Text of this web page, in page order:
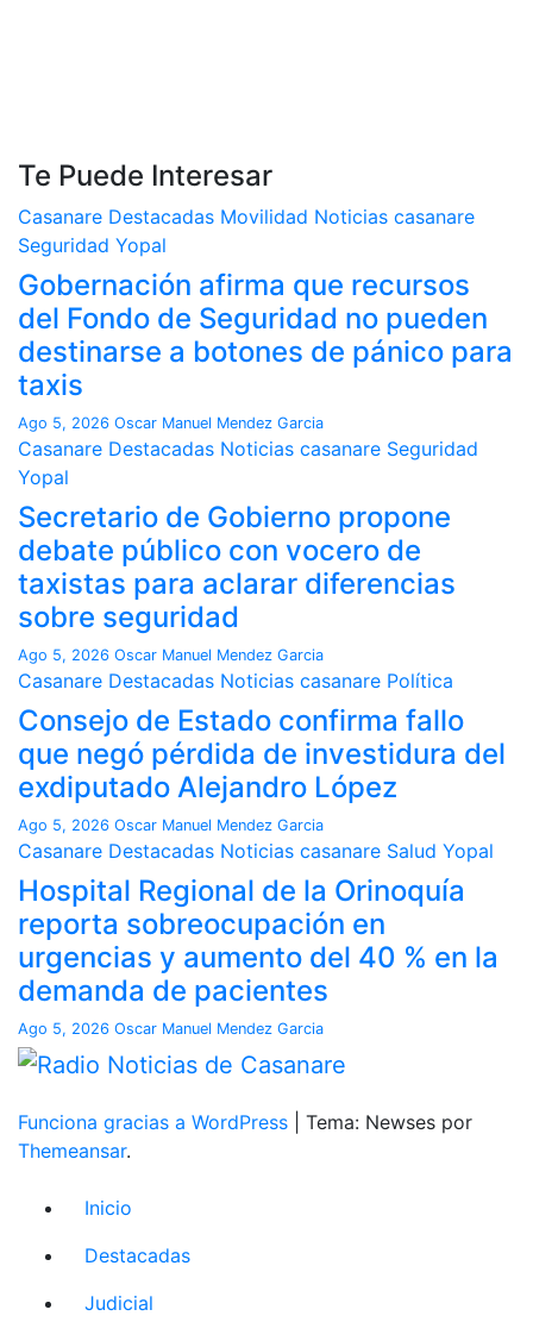
Te Puede Interesar
Casanare Destacadas Movilidad Noticias casanare
Seguridad Yopal
Gobernación afirma que recursos
del Fondo de Seguridad no pueden
destinarse a botones de pánico para
taxis
Ago 5, 2026 Oscar Manuel Mendez Garcia
Casanare Destacadas Noticias casanare Seguridad
Yopal
Secretario de Gobierno propone
debate público con vocero de
taxistas para aclarar diferencias
sobre seguridad
Ago 5, 2026 Oscar Manuel Mendez Garcia
Casanare Destacadas Noticias casanare Política
Consejo de Estado confirma fallo
que negó pérdida de investidura del
exdiputado Alejandro López
Ago 5, 2026 Oscar Manuel Mendez Garcia
Casanare Destacadas Noticias casanare Salud Yopal
Hospital Regional de la Orinoquía
reporta sobreocupación en
urgencias y aumento del 40 % en la
demanda de pacientes
Ago 5, 2026 Oscar Manuel Mendez Garcia
Funciona gracias a WordPress
Tema: Newses por
Themeansar.
Inicio
Destacadas
Judicial